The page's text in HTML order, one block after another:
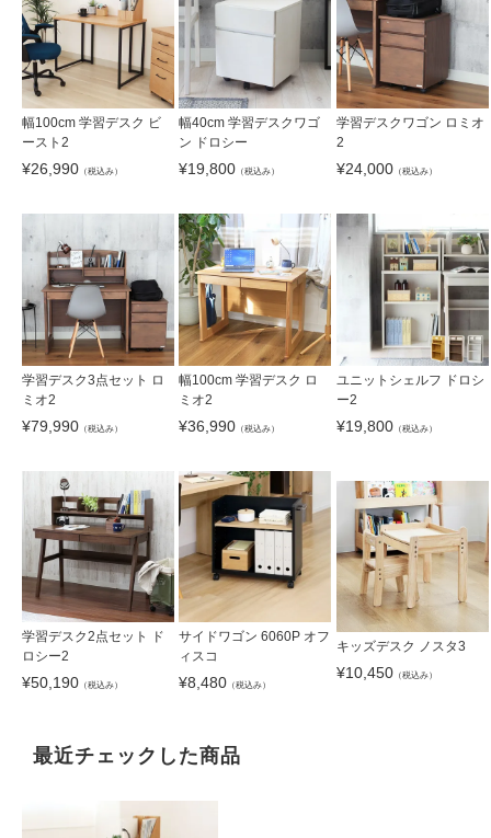
幅100cm 学習デスク ビ
ースト2
¥26,990 （税込み）
幅40cm 学習デスクワゴ
ン ドロシー
¥19,800 （税込み）
学習デスクワゴン ロミオ
2
¥24,000（税込み）
学習デスク3点セット ロ
ミオ2
¥79,990 （税込み）
幅100cm 学習デスク ロ
ミオ2
¥36,990 （税込み）
ユニットシェルフ ドロシ
ー2
¥19,800（税込み）
学習デスク2点セット ド
ロシー2
¥50,190 （税込み）
サイドワゴン 6060P オフ
ィスコ
¥8,480 （税込み）
キッズデスク ノスタ3
¥10,450（税込み）
最近チェックした商品